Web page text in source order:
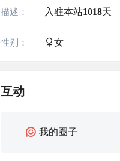
描述： 入驻本站1018天
性别： 女
互动
我的圈子